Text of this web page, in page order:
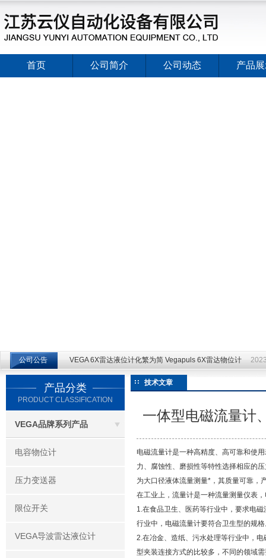
首页 公司简介 公司动态 产品
公司公告 VEGA 6X雷达液位计化繁为简 Vegapuls 6X雷达物位计
产品分类
PRODUCT CLASSIFICATION
VEGA品牌系列产品
电容物位计
压力变送器
限位开关
VEGA导波雷达液位计
技术文章
一体型电磁流量计
电磁流量计是一种高精度、高可靠和使
力、腐蚀性、磨损性等特性选择相应的
为大口径液体流量测量*，其质量可靠，
在工业上，流量计是一种流量测量仪表
1.在食品卫生、医药等行业中，要求电
行业中，电磁流量计要符合卫生型的规
2.在冶金、造纸、污水处理等行业中，
型夹装连接方式的比较多，不同的领域